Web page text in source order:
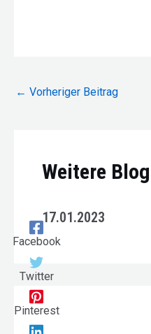
Facebook
Twitter
Pinterest
Beitragsnavigation
← Vorheriger Beitrag
Weitere
17.01.2023